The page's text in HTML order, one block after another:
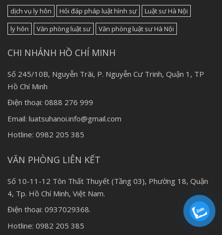
dịch vụ ly hôn Hỏi đáp pháp luật hình sự
Luật sư Hà Nội
ly hôn
Văn phòng luật sư Văn phòng luật sư Hà Nội
CHI NHÁNH HỒ CHÍ MINH
Số 245/10B, Nguyễn Trãi, P. Nguyễn Cư Trinh, Quận 1, TP
Hồ Chí Minh
Điện thoại: 0888 276 999
Email: luatsuhanoi.info@gmail.com
Hotline: 0982 205 385
VĂN PHÒNG LIÊN KẾT
Số 10-11-12 Tôn Thất Thuyết (Tầng 03), Phường 18, Quận
4, Tp. Hồ Chí Minh, Việt Nam.
Điện thoại: 0937029368.
Hotline: 0982 205 385